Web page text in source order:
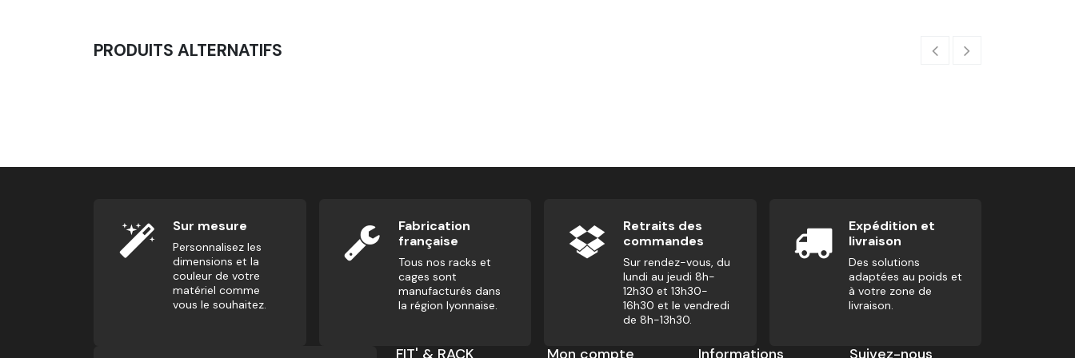
PRODUITS ALTERNATIFS
Sur mesure
Personnalisez les
dimensions et la
couleur de votre
matériel comme
vous le souhaitez.
Fabrication
française
Tous nos racks et
cages sont
manufacturés dans
la région lyonnaise.
Retraits des
commandes
Sur rendez-vous, du
lundi au jeudi 8h-
12h30 et 13h30-
16h30 et le vendredi
de 8h-13h30.
Expédition et
livraison
Des solutions
adaptées au poids et
à votre zone de
livraison.
FIT' & RACK Mon compte Informations Suivez-nous